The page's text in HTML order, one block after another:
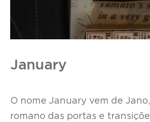
January
O nome January vem de
romano das portas e